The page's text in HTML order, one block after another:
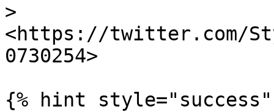
>
<https://twitter.com/
0730254>
{% hint style="success"